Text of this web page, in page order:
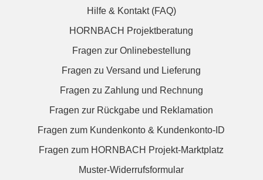
Hilfe & Kontakt (FAQ)
HORNBACH Projektberatung
Fragen zur Onlinebestellung
Fragen zu Versand und Lieferung
Fragen zu Zahlung und Rechnung
Fragen zur Rückgabe und Reklamation
Fragen zum Kundenkonto & Kundenkonto-ID
Fragen zum HORNBACH Projekt-Marktplatz
Muster-Widerrufsformular